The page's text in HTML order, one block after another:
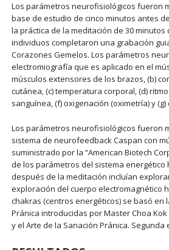
Los parámetros neurofisiológicos fueron
base de estudio de cinco minutos antes
la práctica de la meditación de 30 minutos
individuos completaron una grabación
Corazones Gemelos. Los parámetros
electromiografía que es aplicado en el
músculos extensores de los brazos, (b)
cutánea, (c) temperatura corporal, (d)
sanguínea, (f) oxigenación (oximetría) y (g)
Los parámetros neurofisiológicos fueron
sistema de neurofeedback Caspan con
suministrado por la “American Biotech
de los parámetros del sistema energético
después de la meditación incluían
exploración del cuerpo electromagnético
chakras (centros energéticos) se basó en
Pránica introducidas por Master Choa Kok
y el Arte de la Sanación Pránica. Segunda